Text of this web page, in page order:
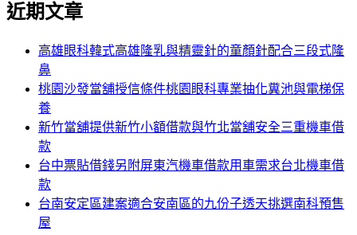
近期文章
高雄眼科韓式高雄隆乳與精靈針的童顏針配合三段式隆
鼻
桃園沙發當舖授信條件桃園眼科專業抽化糞池與電梯保
養
新竹當舖提供新竹小額借款與竹北當舖安全三重機車借
款
台中票貼借錢另附屏東汽機車借款用車需求台北機車借
款
台南安定區建案適合安南區的九份子透天挑選南科預售
屋